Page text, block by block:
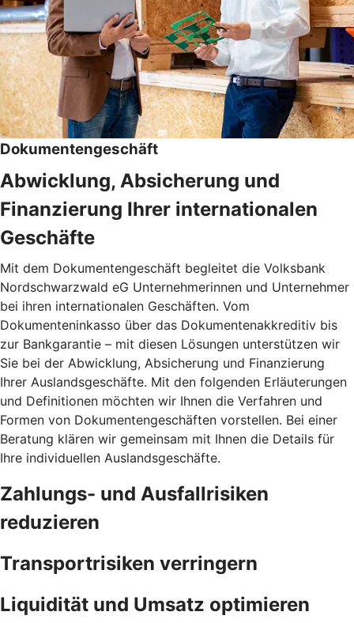
Dokumentengeschäft
Abwicklung, Absicherung und
Finanzierung Ihrer internationalen
Geschäfte
Mit dem Dokumentengeschäft begleitet die Volksbank
Nordschwarzwald eG Unternehmerinnen und Unternehmer
bei ihren internationalen Geschäften. Vom
Dokumenteninkasso über das Dokumentenakkreditiv bis
zur Bankgarantie – mit diesen Lösungen unterstützen wir
Sie bei der Abwicklung, Absicherung und Finanzierung
Ihrer Auslandsgeschäfte. Mit den folgenden Erläuterungen
und Definitionen möchten wir Ihnen die Verfahren und
Formen von Dokumentengeschäften vorstellen. Bei einer
Beratung klären wir gemeinsam mit Ihnen die Details für
Ihre individuellen Auslandsgeschäfte.
Zahlungs- und Ausfallrisiken
reduzieren
Transportrisiken verringern
Liquidität und Umsatz optimieren